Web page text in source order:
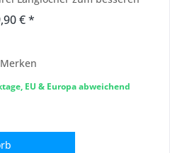
dem Arca Swiss Schnellspanner
€ *
Merken
EU & Europa abweichend